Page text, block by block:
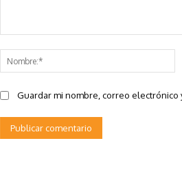
Guardar mi nombre, correo